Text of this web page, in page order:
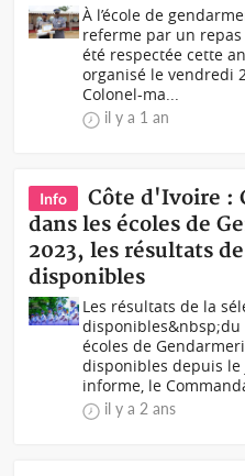
À l’école de
referme par un
été respectée cette
organisé le vendredi
Colonel-ma...
il y a 1 an
Info
Côte d'Ivoire :
dans les écoles de
2023, les résultats
disponibles
Les résultats de la
disponibles&nbsp;du
écoles de
disponibles depuis
informe, le
il y a 2 ans